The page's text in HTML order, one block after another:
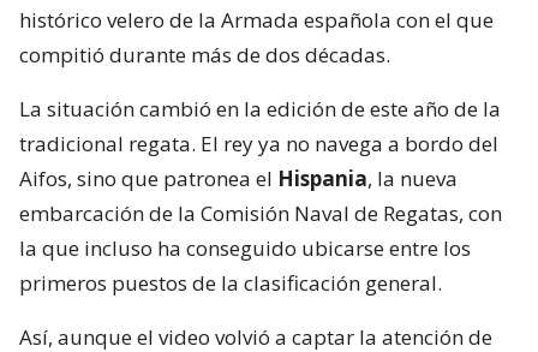
histórico velero de la Armada española con el que
compitió durante más de dos décadas.
La situación cambió en la edición de este año de la
tradicional regata. El rey ya no navega a bordo del
Aifos, sino que patronea el Hispania, la nueva
embarcación de la Comisión Naval de Regatas, con
la que incluso ha conseguido ubicarse entre los
primeros puestos de la clasificación general.
Así, aunque el video volvió a captar la atención de